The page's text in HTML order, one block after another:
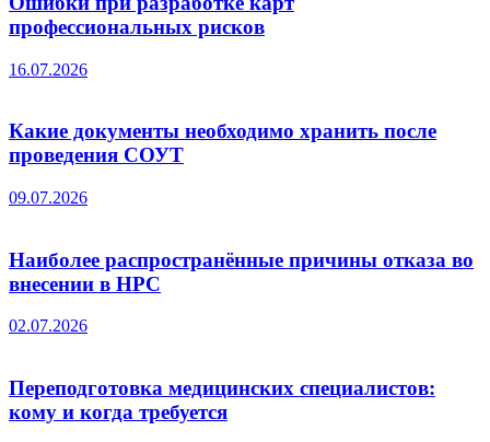
профессиональных рисков
16.07.2026
Какие документы необходимо хранить после
проведения СОУТ
09.07.2026
Наиболее распространённые причины отказа во
внесении в НРС
02.07.2026
Переподготовка медицинских специалистов:
кому и когда требуется